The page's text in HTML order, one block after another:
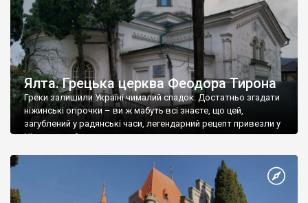
Ялта. Грецька церква Феодора Тирона
Греки залишили Україні чималий спадок. Достатньо згадати
ніжинські огірочки – ви ж мабуть всі знаєте, що цей,
загублений у радянські часи, легендарний рецепт привезли у
Ніжин греки?